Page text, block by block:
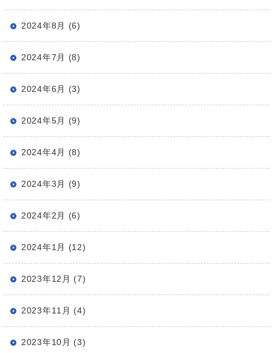
2024年8月 (6)
2024年7月 (8)
2024年6月 (3)
2024年5月 (9)
2024年4月 (8)
2024年3月 (9)
2024年2月 (6)
2024年1月 (12)
2023年12月 (7)
2023年11月 (4)
2023年10月 (3)